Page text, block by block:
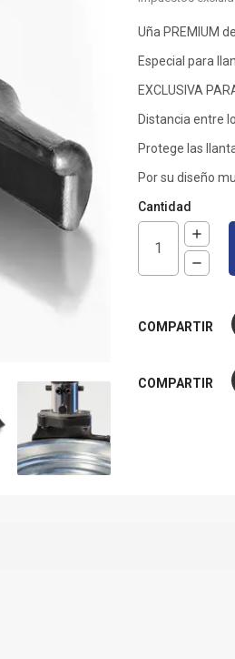
Uña PREMIUM
Especial para
EXCLUSIVA
Distancia entre
Protege las
Por su diseño
Cantidad
COMPARTIR
COMPARTIR